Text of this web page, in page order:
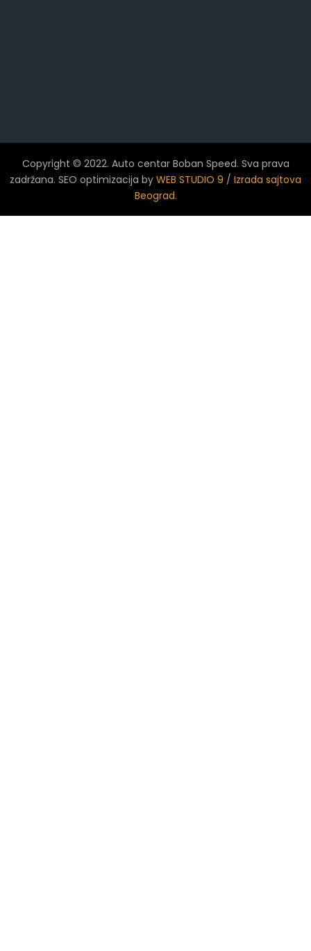
Copyright © 2022. Auto centar Boban Speed. Sva prava
zadržana. SEO optimizacija by WEB STUDIO 9 / Izrada sajtova
Beograd.